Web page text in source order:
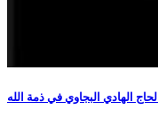
الحاج الهادي البجاوي في ذمة الله